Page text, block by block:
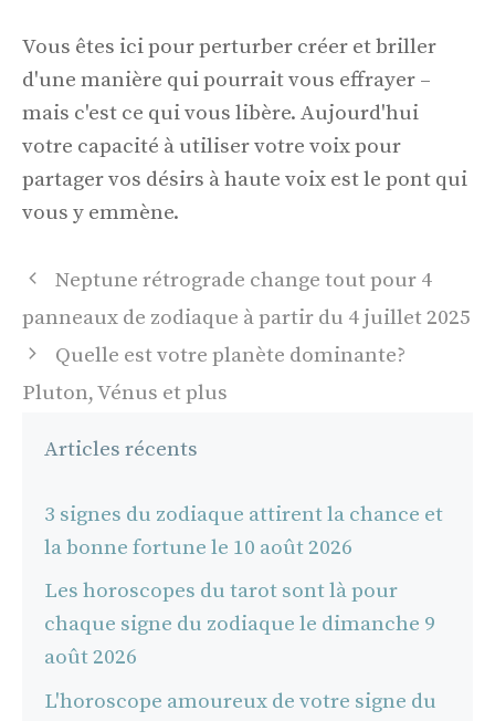
Vous êtes ici pour perturber créer et briller
d'une manière qui pourrait vous effrayer –
mais c'est ce qui vous libère. Aujourd'hui
votre capacité à utiliser votre voix pour
partager vos désirs à haute voix est le pont qui
vous y emmène.
Navigation
Neptune rétrograde change tout pour 4
panneaux de zodiaque à partir du 4 juillet 2025
Quelle est votre planète dominante?
Pluton, Vénus et plus
Articles récents
3 signes du zodiaque attirent la chance et
la bonne fortune le 10 août 2026
Les horoscopes du tarot sont là pour
chaque signe du zodiaque le dimanche 9
août 2026
L'horoscope amoureux de votre signe du